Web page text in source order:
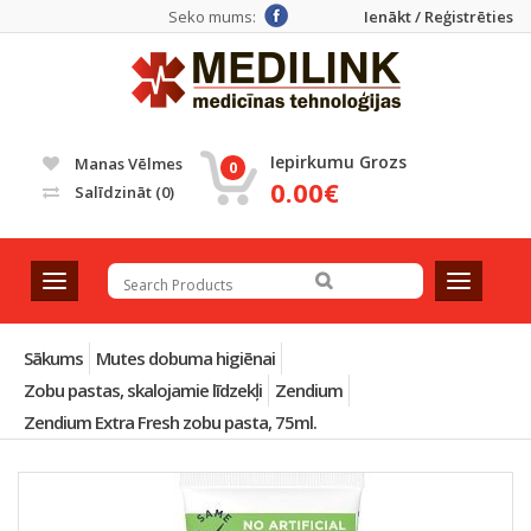
Ienākt / Reģistrēties
Seko mums:
Manas Vēlmes
Salīdzināt (0)
0 Iepirkumu Grozs
0.00€
T
o
g
g
e
n
v
T
o
g
v
Sākums Mutes dobuma higiēnai
Zobu pastas, skalojamie līdzekļi Zendium
Zendium Extra Fresh zobu pasta, 75ml.